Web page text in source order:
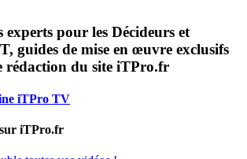
experts pour les Décideurs et
guides de mise en œuvre exclusifs
rédaction du site iTPro.fr
iTPro TV
sur iTPro.fr